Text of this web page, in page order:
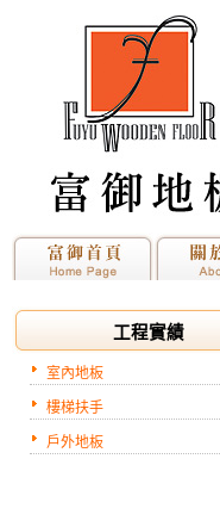
工程實績
室內地板
樓梯扶手
戶外地板